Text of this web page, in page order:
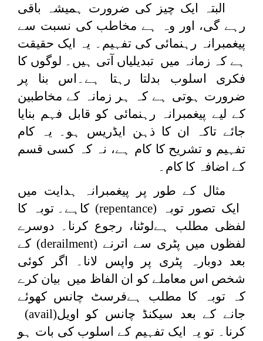
البتہ ایک چیز کی ضرورت ہمیشہ باقی
رہے گی، اور وہ ہے مخاطب کی نسبت سے
پیغمبرانہ رہنمائی کی تفہیم۔ یہ ایک حقیقت
ہے کہ زمانہ میں تبدیلیاں آتی ہیں۔ لوگوں کا
فکری اسلوب بدلتا رہتا ہے۔اس بنا پر
ضرورت ہوتی ہے کہ ہر زمانہ کے مخاطبین
کے لیے پیغمبرانہ رہنمائی کو قابل فہم بنایا
جائے تاکہ ان کا ذہن ایڈریس ہو۔ یہ کام
تفہیم و تشریح کا کام ہے، نہ کہ کسی قسم
کے اضافہ کا کام۔
مثال کے طور پر پیغمبرانہ ہدایت میں
ایک تصور توبہ
(repentance)کاہے۔ توبہ کا
لفظی مطلب ہےلوٹنا، رجوع کرنا۔ دوسرے
لفظوں میں پٹری سے اترنے (derailment) کے
بعد دوبارہ پٹری پر واپس لانا۔ اگر کوئی
شخص اس معاملے کو ان الفاظ میں بیان کرے
کہ توبہ کا مطلب ہےفرسٹ چانس کھوئے
جانے کے بعد سیکنڈ چانس کو اویل(avail)
کرنا۔ تو یہ ایک تفہیم کے اسلوب کی بات ہو